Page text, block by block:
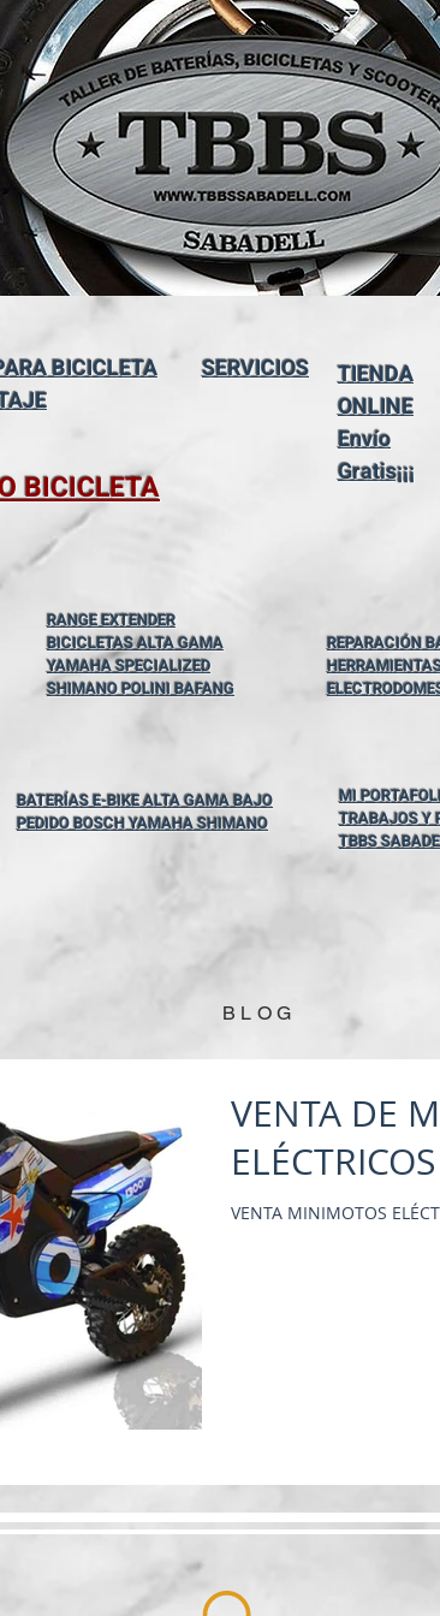
BICICLETA
SERVICIOS
BICICLETA
RANGE EXTENDER
BICICLETAS ALTA GAMA
YAMAHA SPECIALIZED
SHIMANO POLINI BAFANG
TIENDA
ONLINE
Envío
Gratis¡¡¡
REPARACIÓN
BATERÍAS E-BIKE ALTA GAMA BAJO
PEDIDO BOSCH YAMAHA SHIMANO
MI
TRABAJOS Y
TBBS
BLOG
VENTA DE
ELÉCTRICOS
VENTA MINIMOTOS